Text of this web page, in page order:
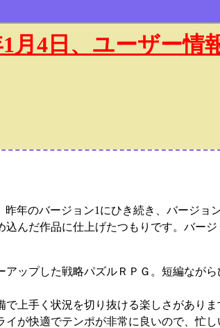
1月4日、ユーザー情
年のバージョン1にひき続き、バージ
んだ作品に仕上げたつもりです。バー
ップした戦略パズルＲＰＧ。短編なが
上手く状況を切り抜ける楽しさがありま
が快適でテンポが非常に良いので、忙し